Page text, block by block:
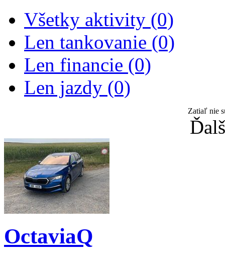
Všetky aktivity (0)
Len tankovanie (0)
Len financie (0)
Len jazdy (0)
Zatiaľ nie
OctaviaQ